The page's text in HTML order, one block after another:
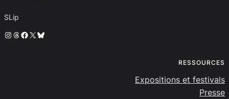
SLip
Instagram
Threads
Facebook
X Bluesky
RESSOURCES
Expositions et festivals
Presse